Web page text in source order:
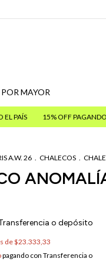
MAYOR
15% OFF PAGANDO CON
A.W. 26 . CHALECOS .
o depósito
de$23.333,33
pagando con Transferencia o